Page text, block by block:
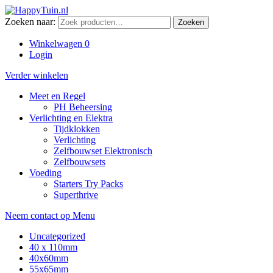
Zoeken naar: Zoeken
Winkelwagen 0
Login
Verder winkelen
Meet en Regel
PH Beheersing
Verlichting en Elektra
Tijdklokken
Verlichting
Zelfbouwset Elektronisch
Zelfbouwsets
Voeding
Starters Try Packs
Superthrive
Neem contact op Menu
Uncategorized
40 x 110mm
40x60mm
55x65mm